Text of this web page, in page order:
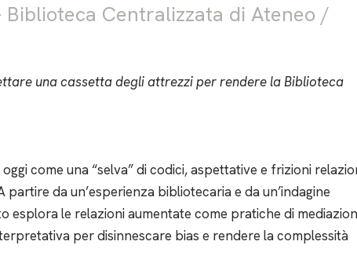
Centralizzata di Ateneo /
una cassetta degli attrezzi per rendere la Biblioteca
come una “selva” di codici, aspettative e frizioni
da un’esperienza bibliotecaria e da un’indagine
esplora le relazioni aumentate come pratiche di
per disinnescare bias e rendere la complessità